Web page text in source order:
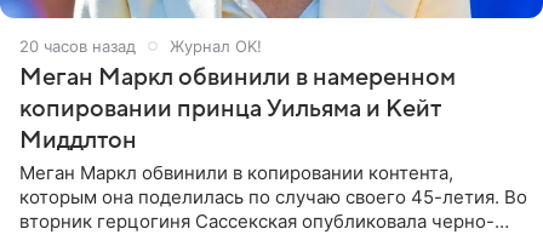
20 часов назад Журнал OK!
Меган Маркл обвинили в намеренном
копировании принца Уильяма и Кейт
Миддлтон
Меган Маркл обвинили в копировании контента,
которым она поделилась по случаю своего 45-летия. Во
вторник герцогиня Сассекская опубликовала черно-